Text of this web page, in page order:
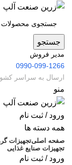
جستجو
مدیر فروش
0990-099-1266
ارسال به سراسر
منو
ورود / ثبت نام
همه دسته ها
صفحه اصلیتجهیزات
تجهیزات صنایع غذایی
ورود / ثبت نام